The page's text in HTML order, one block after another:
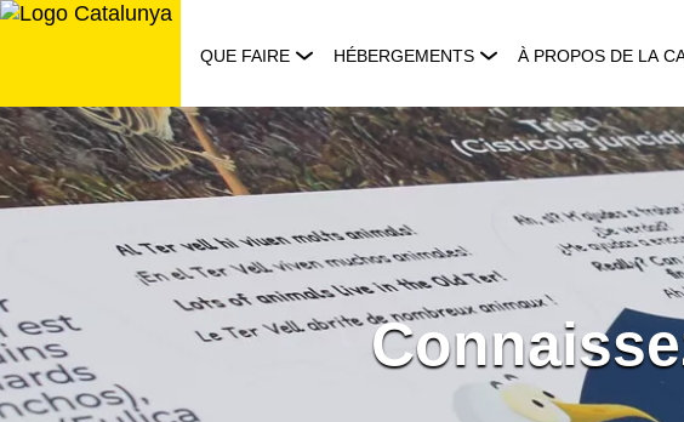
Aller
QUE FAIRE HÉBERGEMENTS À PROPOS DE LA